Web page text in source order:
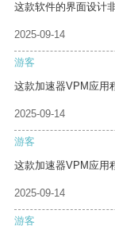
这款软件的界面设计
2025-09-14
游客
这款加速器VPM应用
2025-09-14
游客
这款加速器VPM应用
2025-09-14
游客